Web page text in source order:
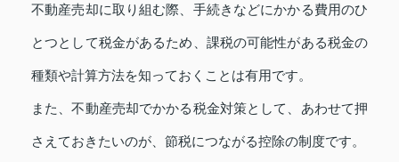
不動産売却に取り組む際、手続きなどにかかる費用のひ
とつとして税金があるため、課税の可能性がある税金の
種類や計算方法を知っておくことは有用です。
また、不動産売却でかかる税金対策として、あわせて押
さえておきたいのが、節税につながる控除の制度です。